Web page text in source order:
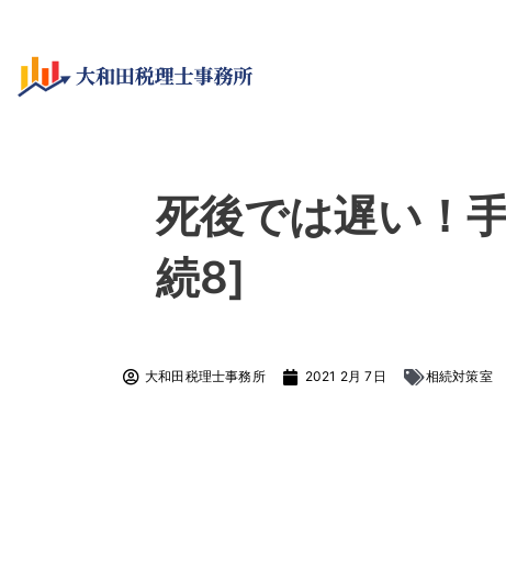
死後では遅い！
続8]
大和田税理士事務所 2021 2月 7日 相続対策室